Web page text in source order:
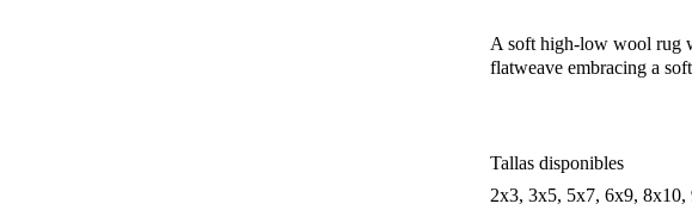
A soft high-low wool rug
flatweave embracing a
Tallas disponibles
2x3, 3x5, 5x7, 6x9, 8x10,